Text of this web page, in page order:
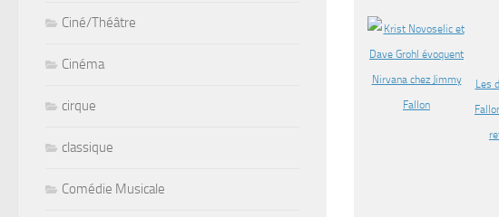
Les
Ciné/Théâtre
Cinéma
cirque
classique
Comédie Musicale